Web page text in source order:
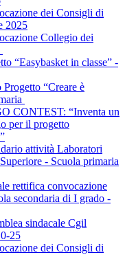
dei Consigli di
2025
Collegio dei
“Easybasket in classe” -
“Creare è
CONTEST: “Inventa un
per il progetto
attività Laboratori
- Scuola primaria
rettifica convocazione
secondaria di I grado -
sindacale Cgil
25
dei Consigli di